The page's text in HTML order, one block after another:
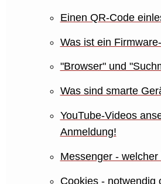
Einen QR-Code
Was ist ein
"Browser" und
Was sind smarte
YouTube-Videos
Anmeldung!
Messenger -
Cookies - notwendig